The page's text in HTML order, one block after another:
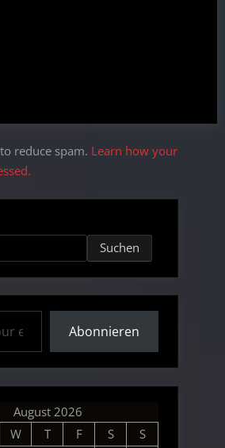
reduce spam. Learn how your
Suchen
Abonnieren
August 2026
W T F S
S